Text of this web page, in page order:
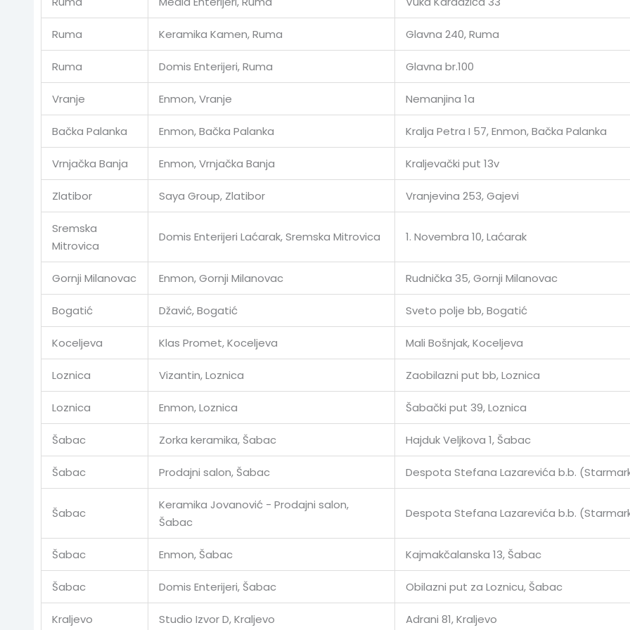
Ruma Keramika Kamen, Ruma Glavna 240, Ruma
Ruma Domis Enterijeri, Ruma Glavna br.100
Vranje Enmon, Vranje Nemanjina 1a
Bačka Palanka Enmon, Bačka Palanka Kralja Petra I 57, Enmon, Bačka Palanka
Vrnjačka Banja Enmon, Vrnjačka Banja Kraljevački put 13v
Zlatibor Saya Group, Zlatibor Vranjevina 253, Gajevi
Sremska
Mitrovica
Domis Enterijeri Laćarak, Sremska Mitrovica 1. Novembra 10, Laćarak
Gornji Milanovac Enmon, Gornji Milanovac Rudnička 35, Gornji Milanovac
Bogatić Džavić, Bogatić Sveto polje bb, Bogatić
Koceljeva Klas Promet, Koceljeva Mali Bošnjak, Koceljeva
Loznica Vizantin, Loznica Zaobilazni put bb, Loznica
Loznica Enmon, Loznica Šabački put 39, Loznica
Šabac Zorka keramika, Šabac Hajduk Veljkova 1, Šabac
Šabac Prodajni salon, Šabac Despota Stefana Lazarevića b.b.
Šabac
Keramika Jovanović - Prodajni salon,
Šabac
Despota Stefana Lazarevića b.b.
Šabac Enmon, Šabac Kajmakčalanska 13, Šabac
Šabac Domis Enterijeri, Šabac Obilazni put za Loznicu, Šabac
Kraljevo Studio Izvor D, Kraljevo Adrani 81, Kraljevo